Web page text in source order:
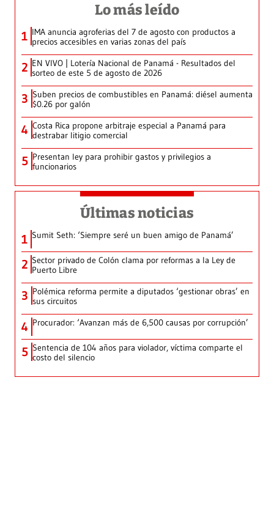
Lo más leído
1 IMA anuncia agroferias del 7 de agosto con productos a
precios accesibles en varias zonas del país
2 EN VIVO | Lotería Nacional de Panamá - Resultados del
sorteo de este 5 de agosto de 2026
3 Suben precios de combustibles en Panamá: diésel aumenta
$0.26 por galón
4 Costa Rica propone arbitraje especial a Panamá para
destrabar litigio comercial
5 Presentan ley para prohibir gastos y privilegios a
funcionarios
Últimas noticias
1 Sumit Seth: ‘Siempre seré un buen amigo de Panamá’
2 Sector privado de Colón clama por reformas a la Ley de
Puerto Libre
3 Polémica reforma permite a diputados ‘gestionar obras’ en
sus circuitos
4 Procurador: ‘Avanzan más de 6,500 causas por corrupción’
5 Sentencia de 104 años para violador, víctima comparte el
costo del silencio